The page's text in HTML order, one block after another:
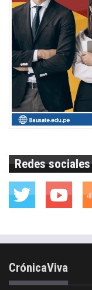
Redes sociales
CrónicaViva